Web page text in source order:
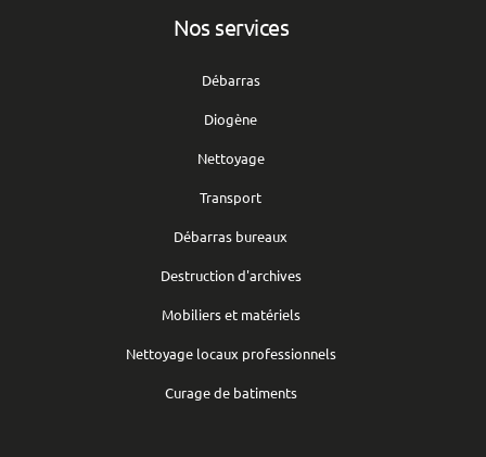
Nos services
Débarras
Diogène
Nettoyage
Transport
Débarras bureaux
Destruction d'archives
Mobiliers et matériels
Nettoyage locaux professionnels
Curage de batiments